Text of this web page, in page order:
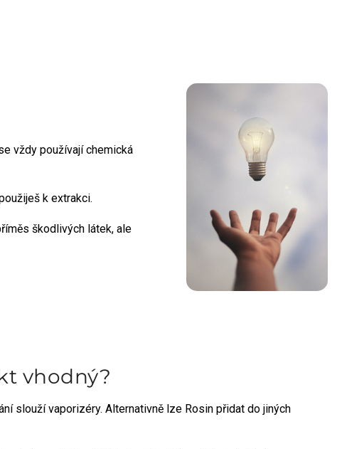
vždy používají chemická
k extrakci.
škodlivých látek, ale
vhodný?
slouží vaporizéry. Alternativně lze Rosin přidat do jiných